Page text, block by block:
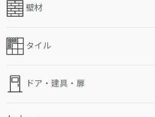
壁材
タイル
ドア・建具・扉